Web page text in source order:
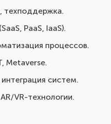
техподдержка.
PaaS, IaaS).
процессов.
Metaverse.
систем.
VR-технологии.